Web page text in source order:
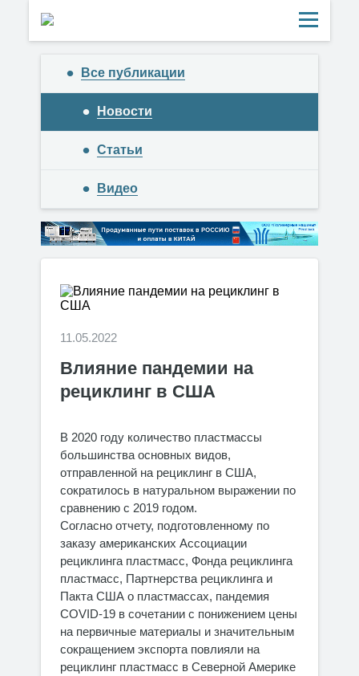
Все публикации
Новости
Статьи
Видео
11.05.2022
Влияние пандемии на
рециклинг в США
В 2020 году количество пластмассы
большинства основных видов,
отправленной на рециклинг в США,
сократилось в натуральном выражении по
сравнению с 2019 годом.
Согласно отчету, подготовленному по
заказу американских Ассоциации
рециклинга пластмасс, Фонда рециклинга
пластмасс, Партнерства рециклинга и
Пакта США о пластмассах, пандемия
COVID-19 в сочетании с понижением цены
на первичные материалы и значительным
сокращением экспорта повлияли на
рециклинг пластмасс в Северной Америке